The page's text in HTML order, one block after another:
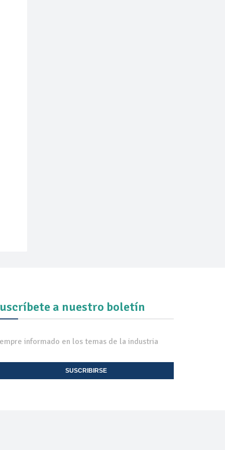
a nuestro boletín
informado en los temas de la industria
SUSCRIBIRSE